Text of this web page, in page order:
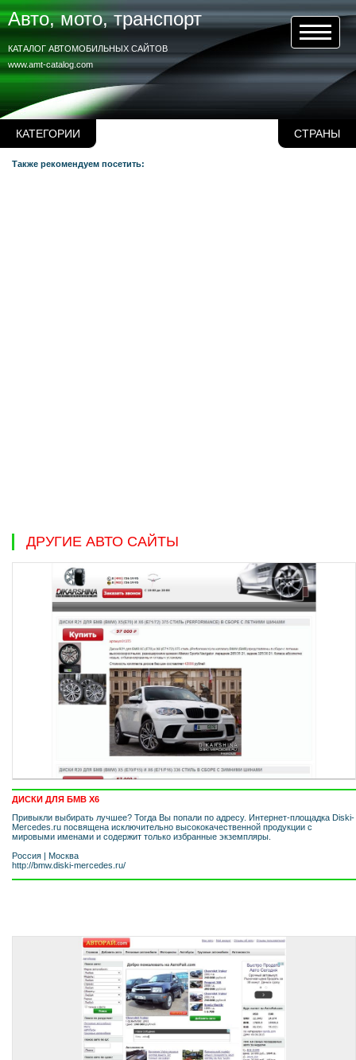
КАТЕГОРИИ СТРАНЫ
Авто, мото, транспорт
www.amt-catalog.com
КАТАЛОГ АВТОМОБИЛЬНЫХ САЙТОВ
Также рекомендуем посетить:
ДРУГИЕ АВТО САЙТЫ
ДИСКИ ДЛЯ БМВ Х6
Привыкли выбирать лучшее? Тогда Вы попали по адресу. Интернет-площадка Diski-
Mercedes.ru посвящена исключительно высококачественной продукции с
мировыми именами и содержит только избранные экземпляры.
Россия | Москва
http://bmw.diski-mercedes.ru/